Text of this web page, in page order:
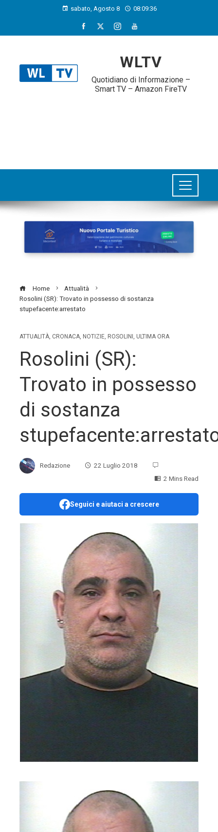
sabato, Agosto 8 08:09:37
WLTV
Quotidiano di Informazione –
Smart TV – Amazon FireTV
Home
Attualità
Rosolini (SR): Trovato in possesso di sostanza
stupefacente:arrestato
ATTUALITÀ, CRONACA, NOTIZIE, ROSOLINI , ULTIMA ORA
Rosolini (SR):
Trovato in possesso
di sostanza
Redazione
22 Luglio 2018
2 Mins Read
Seguici e aiutaci a crescere